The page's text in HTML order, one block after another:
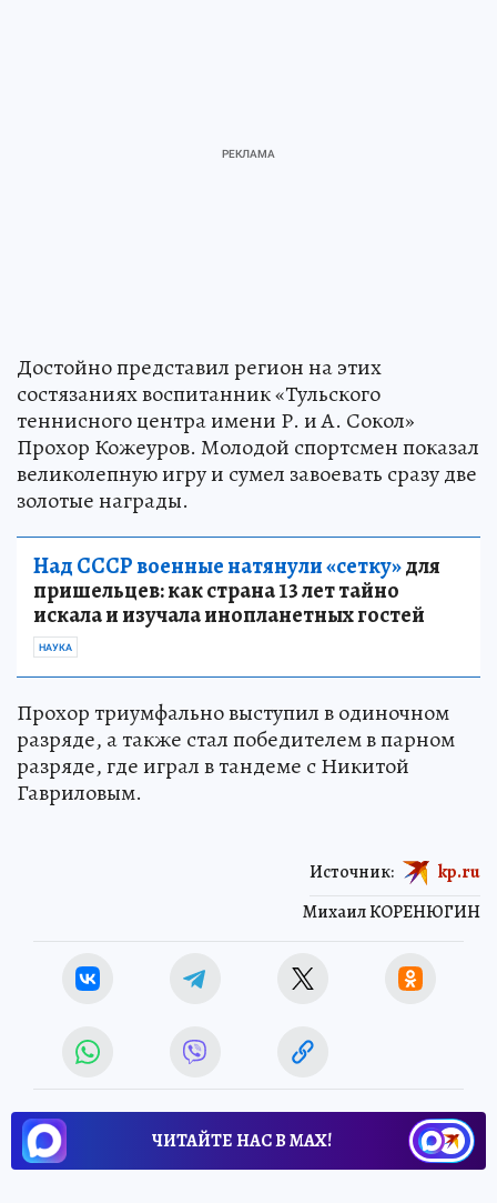
Достойно представил регион на этих
состязаниях воспитанник «Тульского
теннисного центра имени Р. и А. Сокол»
Прохор Кожеуров. Молодой спортсмен показал
великолепную игру и сумел завоевать сразу две
золотые награды.
Над СССР военные натянули «сетку»для
пришельцев: как страна 13 лет тайно
искала и изучала инопланетных гостей
НАУКА
Прохор триумфально выступил в одиночном
разряде, а также стал победителем в парном
разряде, где играл в тандеме с Никитой
Гавриловым.
Михаил КОРЕНЮГИН
Источник: kp.ru
ЧИТАЙТЕ НАС В МАХ!